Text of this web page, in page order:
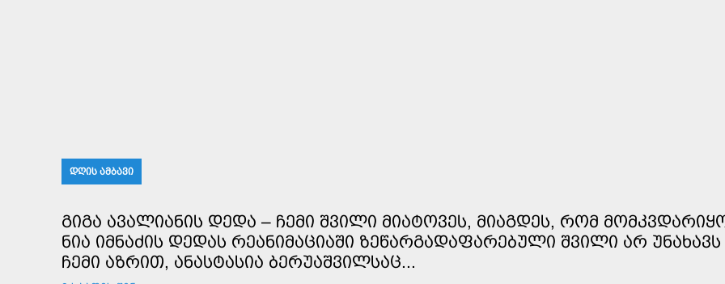
ᲓᲦᲘᲡ ᲐᲛᲑᲐᲕᲘ
ᲒᲘᲒᲐ ᲐᲕᲐᲚᲘᲐᲜᲘᲡ ᲓᲔᲓᲐ – ᲩᲔᲛᲘ ᲨᲕᲘᲚᲘ ᲛᲘᲐᲢᲝᲕᲔᲡ, ᲛᲘᲐᲒᲓᲔᲡ, ᲠᲝᲛ
ᲜᲘᲐ ᲘᲛᲜᲐᲫᲘᲡ ᲓᲔᲓᲐᲡ ᲠᲔᲐᲜᲘᲛᲐᲪᲘᲐᲨᲘ ᲖᲔᲬᲐᲠᲒᲐᲓᲐᲤᲐᲠᲔᲑᲣᲚᲘ ᲨᲕᲘᲚᲘ ᲐᲠ ᲣᲜᲐᲮᲐᲕᲡ
ᲩᲔᲛᲘ ᲐᲖᲠᲘᲗ, ᲐᲜᲐᲡᲢᲐᲡᲘᲐ ᲑᲔᲠᲣᲐᲨᲕᲘᲚᲡᲐᲪ...